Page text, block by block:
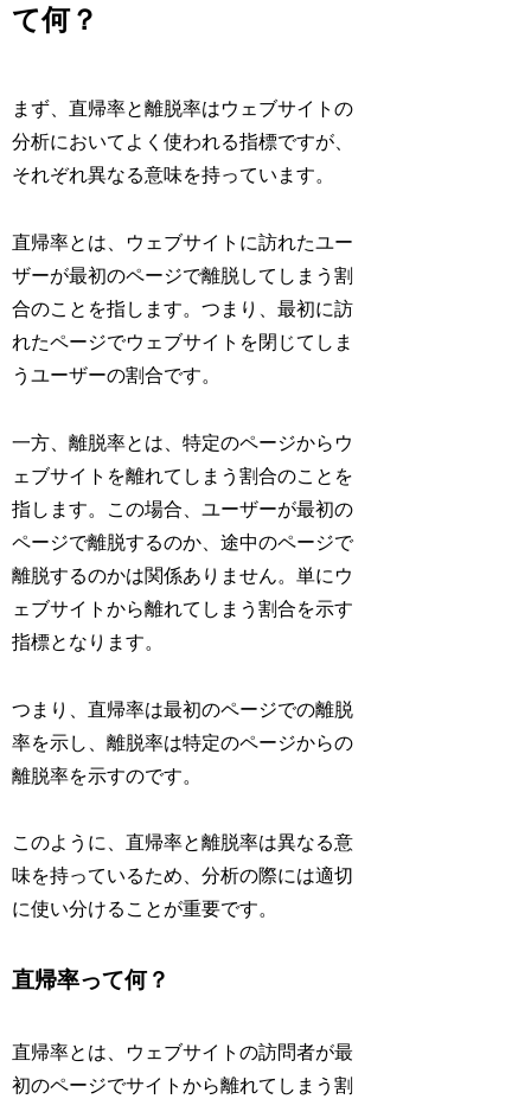
て何？
まず、直帰率と離脱率はウェブサイトの
分析においてよく使われる指標ですが、
それぞれ異なる意味を持っています。
直帰率とは、ウェブサイトに訪れたユー
ザーが最初のページで離脱してしまう割
合のことを指します。つまり、最初に訪
れたページでウェブサイトを閉じてしま
うユーザーの割合です。
一方、離脱率とは、特定のページからウ
ェブサイトを離れてしまう割合のことを
指します。この場合、ユーザーが最初の
ページで離脱するのか、途中のページで
離脱するのかは関係ありません。単にウ
ェブサイトから離れてしまう割合を示す
指標となります。
つまり、直帰率は最初のページでの離脱
率を示し、離脱率は特定のページからの
離脱率を示すのです。
このように、直帰率と離脱率は異なる意
味を持っているため、分析の際には適切
に使い分けることが重要です。
直帰率って何？
直帰率とは、ウェブサイトの訪問者が最
初のページでサイトから離れてしまう割